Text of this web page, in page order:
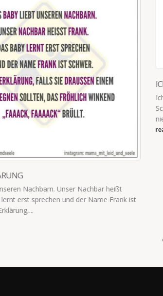
DAS BABY INS BETT
das Baby ins Bett. Ich: So, jetzt wird geschlafen,
Baby: Alter, ich habe eine Hand!!! Meine Welt wird